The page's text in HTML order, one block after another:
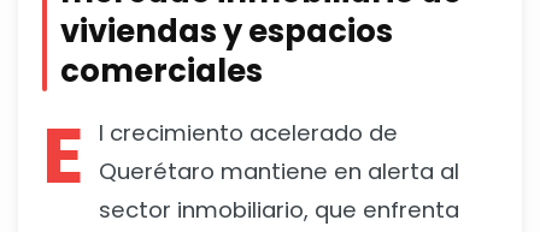
viviendas y espacios
comerciales
E
l crecimiento acelerado de
Querétaro mantiene en alerta al
sector inmobiliario, que enfrenta